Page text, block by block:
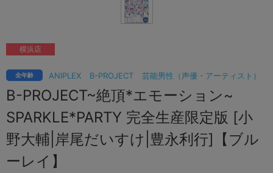
ANIPLEX B-PROJECT 芸能男性（声優・アーティスト）
全年齢
B-PROJECT~絶頂*エモーション~
SPARKLE*PARTY 完全生産限定版 [小
野大輔|岸尾だいすけ|豊永利行]【ブル
ーレイ】
横浜店